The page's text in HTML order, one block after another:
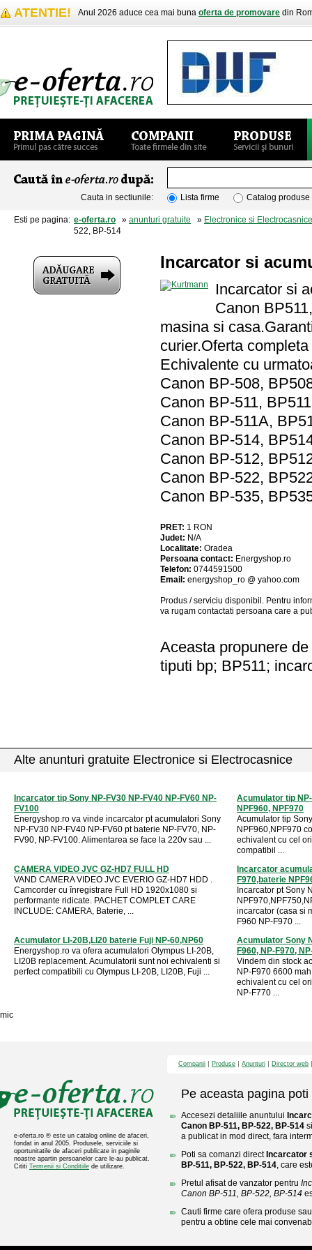
ATENTIE! Anul 2026 aduce cea mai buna oferta de promovare din
Cauta in sectiunile: Lista firme Catalog produse
Esti pe pagina: e-oferta.ro » anunturi gratuite » Electronice si Electrocasnice
522, BP-514
Incarcator si
Incarcator si
Canon
masina si
curier.Oferta
Echivalente cu
Canon BP-508,
Canon BP-511, BP511
Canon BP-511A,
Canon BP-514,
Canon BP-512,
Canon BP-522,
Canon BP-535,
PRET: 1 RON
Judet: N/A
Localitate: Oradea
Persoana contact: Energyshop.ro
Telefon: 0744591500
Email: energyshop_ro @ yahoo.com
Produs / serviciu disponibil . Pentru
va rugam contactati persoana care a
Aceasta propunere
tiputi bp; BP511;
Alte anunturi gratuite Electronice si Electrocasnice
Incarcator tip Sony NP-FV30 NP-FV40 NP-FV60 NP-
FV100
Energyshop.ro va vinde incarcator pt acumulatori Sony
NP-FV30 NP-FV40 NP-FV60 pt baterie NP-FV70, NP-
FV90, NP-FV100. Alimentarea se face la 220v sau ...
Acumulator tip
NPF960, NPF970
Acumulator tip
NPF960,NPF970
echivalent cu cel
compatibil ...
CAMERA VIDEO JVC GZ-HD7 FULL HD
VAND CAMERA VIDEO JVC EVERIO GZ-HD7 HDD .
Camcorder cu înregistrare Full HD 1920x1080 si
performante ridicate. PACHET COMPLET CARE
INCLUDE: CAMERA, Baterie, ...
Incarcator
F970,baterie
Incarcator pt Sony
incarcator (casa si
F960 NP-F970 ...
Acumulator LI-20B,LI20 baterie Fuji NP-60,NP60
Energyshop.ro va ofera acumulatori Olympus LI-20B,
LI20B replacement. Acumulatorii sunt noi echivalenti si
perfect compatibili cu Olympus LI-20B, LI20B, Fuji ...
Acumulator Sony
F960, NP-F970,
Vindem din stock
NP-F970 6600
echivalent cu cel
NP-F770 ...
mic
e-oferta.ro ® este un catalog online de afaceri,
fondat in anul 2005. Produsele, serviciile si
oportunitatile de afaceri publicate in paginile
noastre apartin persoanelor care le-au publicat.
Cititi Termenii si Conditiile de utilizare.
Companii Produse Anunturi Director web
Pe aceasta pagina poti
Accesezi detaliile anuntului
Canon BP-511, BP-522, BP-514
a publicat in mod direct, fara
Poti sa comanzi direct Incarcator
BP-511, BP-522, BP-514, care
Pretul afisat de vanzator pentru
Canon BP-511, BP-522, BP-514
Cauti firme care ofera produse
pentru a obtine cele mai